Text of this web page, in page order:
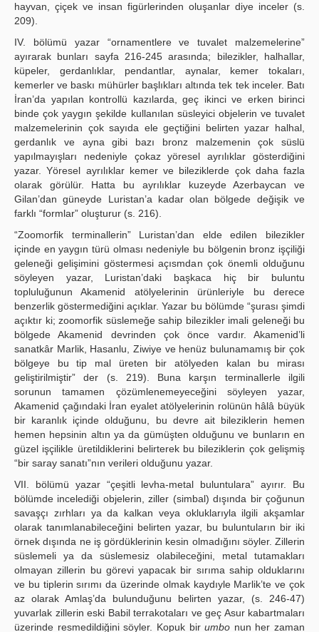
hayvan, çiçek ve insan figürlerinden oluşanlar diye inceler (s.
209).
IV. bölümü yazar “ornamentlere ve tuvalet malzemelerine”
ayırarak bunları sayfa 216-245 arasında; bilezikler, halhallar,
küpeler, gerdanlıklar, pendantlar, aynalar, kemer tokaları,
kemerler ve baskı mühürler başlıkları altında tek tek inceler. Batı
İran’da yapılan kontrollü kazılarda, geç ikinci ve erken birinci
binde çok yaygın şekilde kullanılan süsleyici objelerin ve tuvalet
malzemelerinin çok sayıda ele geçtiğini belirten yazar halhal,
gerdanlık ve ayna gibi bazı bronz malzemenin çok süslü
yapılmayışları nedeniyle çokaz yöresel ayrılıklar gösterdiğini
yazar. Yöresel ayrılıklar kemer ve bileziklerde çok daha fazla
olarak görülür. Hatta bu ayrılıklar kuzeyde Azerbaycan ve
Gilan’dan güneyde Luristan’a kadar olan bölgede değişik ve
farklı “formlar” oluşturur (s. 216).
“Zoomorfik terminallerin” Luristan’dan elde edilen bilezikler
içinde en yaygın türü olması nedeniyle bu bölgenin bronz işçiliği
geleneği gelişimini göstermesi açısmdan çok önemli olduğunu
söyleyen yazar, Luristan’daki başkaca hiç bir buluntu
topluluğunun Akamenid atölyelerinin ürünleriyle bu derece
benzerlik göstermediğini açıklar. Yazar bu bölümde “şurası şimdi
açıktır ki; zoomorfik süslemeğe sahip bilezikler imali geleneği bu
bölgede Akamenid devrinden çok önce vardır. Akamenid’li
sanatkâr Marlik, Hasanlu, Ziwiye ve henüz bulunamamış bir çok
bölgeye bu tip mal üreten bir atölyeden kalan bu mirası
geliştirilmiştir” der (s. 219). Buna karşın terminallerle ilgili
sorunun tamamen çözümlenemeyeceğini söyleyen yazar,
Akamenid çağındaki İran eyalet atölyelerinin rolünün hâlâ büyük
bir karanlık içinde olduğunu, bu devre ait bileziklerin hemen
hemen hepsinin altın ya da gümüşten olduğunu ve bunların en
güzel işçilikle üretildiklerini belirterek bu bileziklerin çok gelişmiş
“bir saray sanatı”nın verileri olduğunu yazar.
VII. bölümü yazar “çeşitli levha-metal buluntulara” ayırır. Bu
bölümde incelediği objelerin, ziller (simbal) dışında bir çoğunun
savaşçı zırhları ya da kalkan veya okluklarıyla ilgili akşamlar
olarak tanımlanabileceğini belirten yazar, bu buluntuların bir iki
örnek dışında ne iş gördüklerinin kesin olmadığını söyler. Zillerin
süslemeli ya da süslemesiz olabileceğini, metal tutamakları
olmayan zillerin bu görevi yapacak bir sırıma sahip olduklarını
ve bu tiplerin sırımı da üzerinde olmak kaydıyle Marlik’te ve çok
az olarak Amlaş’da bulunduğunu belirten yazar, (s. 246-47)
yuvarlak zillerin eski Babil terrakotaları ve geç Asur kabartmaları
üzerinde resmedildiğini söyler. Kopuk birumbo nun her zaman